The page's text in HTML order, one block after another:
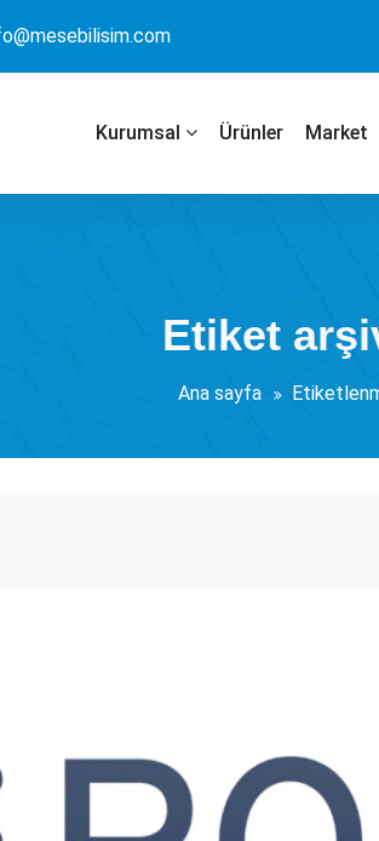
Kurumsal Ürünler Market
Etiket
Ana sayfa